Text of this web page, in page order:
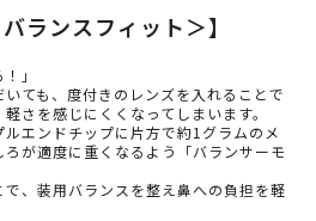
ランスフィット＞】
」
ても、度付きのレンズを入れることで
さを感じにくくなってしまいます。
エンドチップに片方で約1グラムのメ
が適度に重くなるよう「バランサーモ
、装用バランスを整え鼻への負担を軽